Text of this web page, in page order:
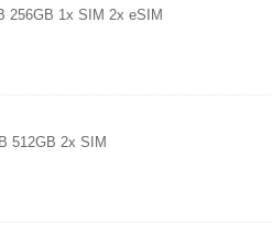
256GB 1x SIM 2x eSIM
512GB 2x SIM